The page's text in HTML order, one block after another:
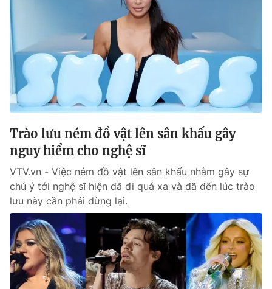
Chất lượng cuộc sống
Tuyển sinh
Học trực tuyến
Công nghệ
Hitech Công nghệ tương lai
Sản phẩm
Thị trường
Tư vấn
Giao lưu trực tuyến
Lịch phát sóng
Chuyên mục khác
Emagazine Podcast
Photo Infographic
Video Shorts video
VTV Money VTV Thể thao
Trào lưu ném đồ vật lên sân khấu gây
nguy hiểm cho nghệ sĩ
VTV.vn - Việc ném đồ vật lên sân khấu nhằm gây sự
chú ý tới nghệ sĩ hiện đã đi quá xa và đã đến lúc trào
lưu này cần phải dừng lại.